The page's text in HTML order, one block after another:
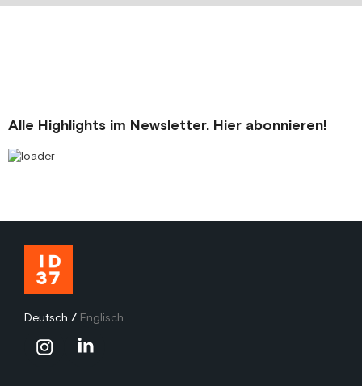
Alle Highlights im Newsletter. Hier abonnieren!
Deutsch / Englisch